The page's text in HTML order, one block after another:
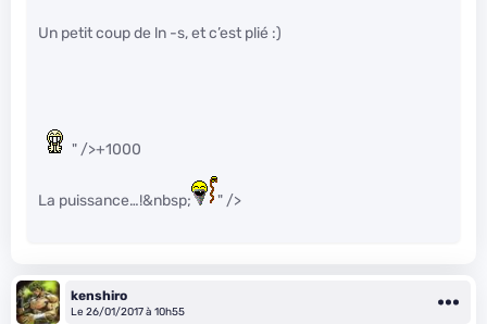
Un petit coup de ln -s, et c’est plié :)
" />+1000
La puissance…!&nbsp; " />
kenshiro
Le 26/01/2017 à 10h55